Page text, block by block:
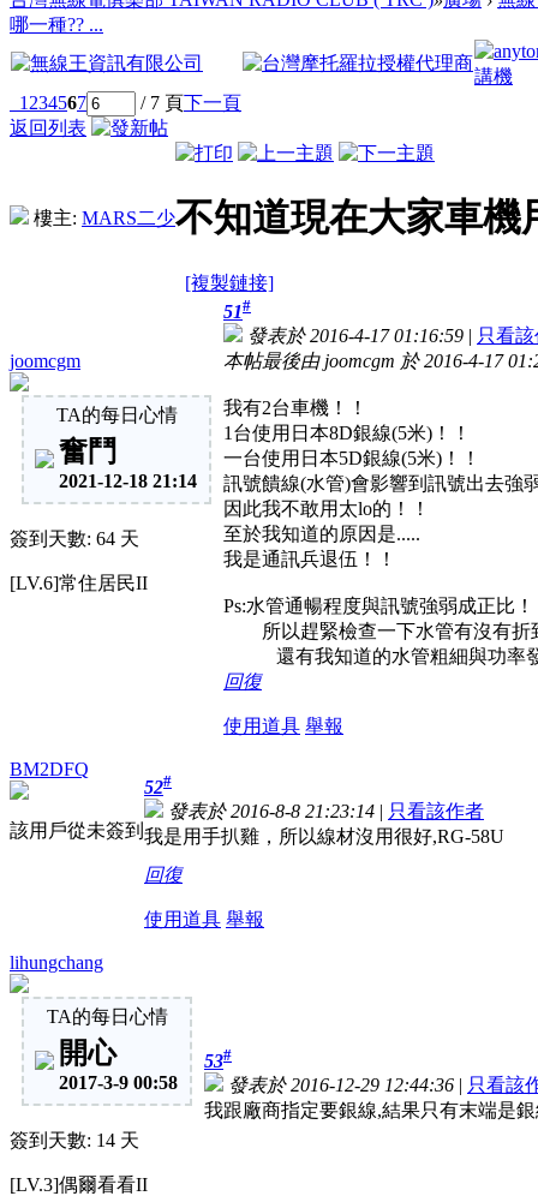
哪一種?? ...
1 234567 / 7 頁下一頁
返回列表
樓主: MARS二少不知道現在大家車機
[複製鏈接]
joomcgm
TA的每日心情
奮鬥
2021-12-18 21:14
簽到天數: 64 天
[LV.6]常住居民II
51#
發表於 2016-4-17 01:16:59 | 只看
本帖最後由 joomcgm 於 2016-4-17
我有2台車機！！
1台使用日本8D銀線(5米)！！
一台使用日本5D銀線(5米)！！
訊號饋線(水管)會影響到訊號出去強
因此我不敢用太lo的！！
至於我知道的原因是.....
我是通訊兵退伍！！
Ps:水管通暢程度與訊號強弱成正比
所以趕緊檢查一下水管有沒有折
還有我知道的水管粗細與功率發
回復
使用道具 舉報
BM2DFQ
該用戶從未簽到
52#
發表於 2016-8-8 21:23:14 | 只看該作者
我是用手扒雞，所以線材沒用很好,RG-58U
回復
使用道具 舉報
lihungchang
TA的每日心情
開心
2017-3-9 00:58
簽到天數: 14 天
[LV.3]偶爾看看II
53#
發表於 2016-12-29 12:44:36 | 只看該
我跟廠商指定要銀線,結果只有末端是